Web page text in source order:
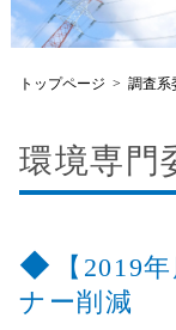
トップページ 調査系
環境専門
【2019
ナー削減